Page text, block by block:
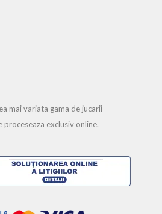
mai variata gama de jucarii
proceseaza exclusiv online.